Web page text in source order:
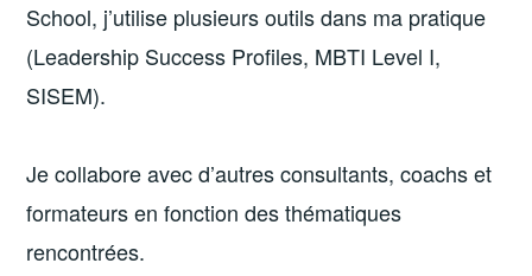
School, j’utilise plusieurs outils dans ma pratique
(Leadership Success Profiles, MBTI Level I,
SISEM).
Je collabore avec d’autres consultants, coachs et
formateurs en fonction des thématiques
rencontrées.